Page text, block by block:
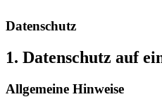
Datenschutz
1. Datenschutz auf
Allgemeine Hinweise